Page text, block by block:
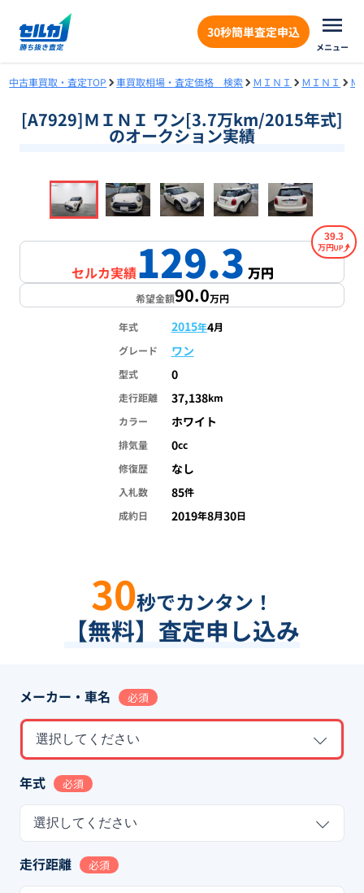
30秒簡単査定申込
メニュー
中古車買取・査定TOP 車買取相場・査定価格 検索 ＭＩＮＩ ＭＩＮＩ Ｍ
[A7929]ＭＩＮＩ ワン[3.7万km/2015年式]
のオークション実績
1/14
セルカ実績129.3万円
39.3
万円
希望金額90.0万円
年式 2015年4月
グレード
ワン
型式 0
走行距離 37,138km
カラー
ホワイト
排気量 0cc
修復歴
なし
入札数 85件
成約日
2019年8月30日
30秒でカンタン！
【無料】査定申し込み
メーカー・車名 必須
選択してください
年式 必須
選択してください
走行距離 必須